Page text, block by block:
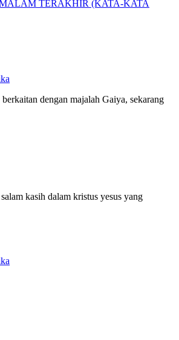
TERAKHIR (KATA-KATA
berkaitan dengan majalah Gaiya, sekarang
kasih dalam kristus yesus yang